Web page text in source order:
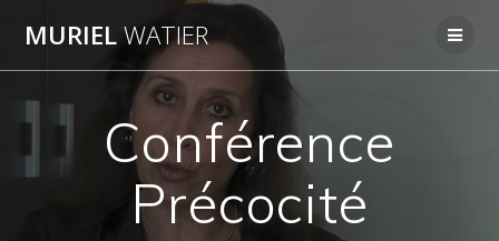
Skip
content
MURIELWATIER
Conférence
Précocité